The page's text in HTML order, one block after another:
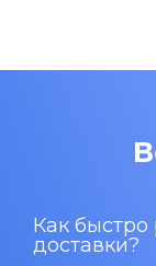
Как быстро
доставки?